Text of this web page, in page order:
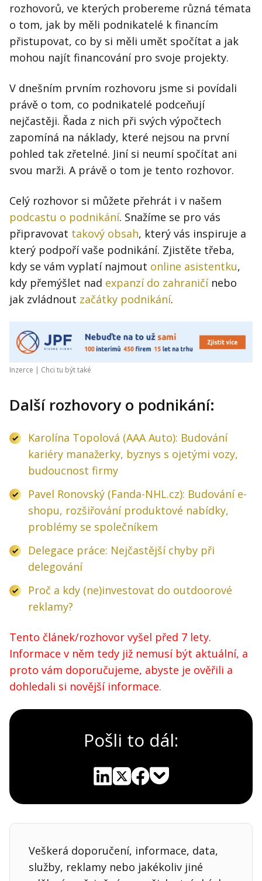
rozhovorů, ve kterých probereme různá témata
o tom, jak by měli podnikatelé k financím
přistupovat, co by si měli umět spočítat a jak
mohou najít financování pro svoje projekty.
V dnešním prvním rozhovoru jsme si povídali
právě o tom, co podnikatelé podceňují
nejčastěji. Řada z nich při svých výpočtech
zapomíná na náklady, které nejsou na první
pohled tak zřetelné. Jiní si neumí spočítat ani
svou marži. A právě o tom je tento rozhovor.
Celý rozhovor si můžete přehrát i v našem
podcastu o podnikání. Snažíme se pro vás
připravovat takový obsah, který vás inspiruje a
který podpoří vaše podnikání. Zjistěte třeba,
kdy se vám vyplatí najmout online asistentku,
kdy přemýšlet nad expanzí do zahraničínebo
jak zvládnout začátky podnikání.
Inzerce | Chci tu být také
Další rozhovory o podnikání:
Karolína Topolová (AAA Auto): Budování
kariéry manažerky, byznys s ojetými vozy,
budoucnost firmy
Pavel Ronovský (Fanda-NHL.cz): Budování e-
shopu, rozšiřování produktové nabídky,
problémy se společníkem
Delegace práce: Nejčastější chyby při
delegování
Proč a kdy (ne)investovat do outdoorové
reklamy?
Tento článek/rozhovor vyšel před 7 lety.
Informace v něm tedy již nemusí být aktuální, a
proto vám doporučujeme, abyste je ověřili a
dohledali si novější informace.
Pošli to dál:
Veškerá doporučení, informace, data,
služby, reklamy nebo jakékoliv jiné